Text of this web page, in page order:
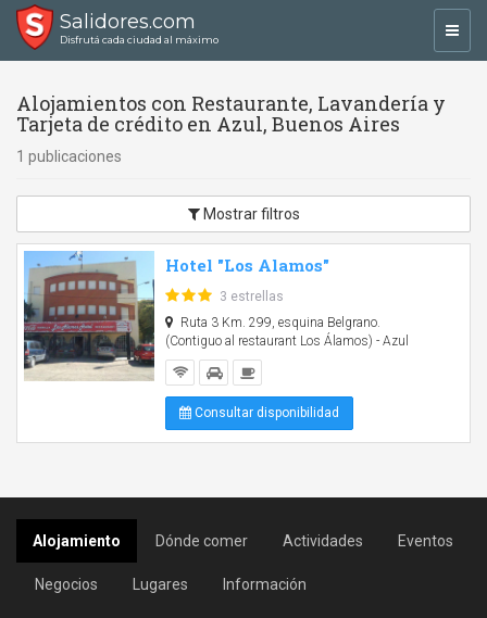
Salidores.com
Disfrutá cada ciudad al máximo
Alojamientos con Restaurante, Lavandería y
Tarjeta de crédito en Azul, Buenos Aires
1 publicaciones
Mostrar filtros
Hotel "Los Alamos"
3 estrellas
Ruta 3 Km. 299, esquina Belgrano.
(Contiguo al restaurant Los Álamos) - Azul
Consultar disponibilidad
Alojamiento Dónde comer Actividades Eventos
Negocios Lugares Información